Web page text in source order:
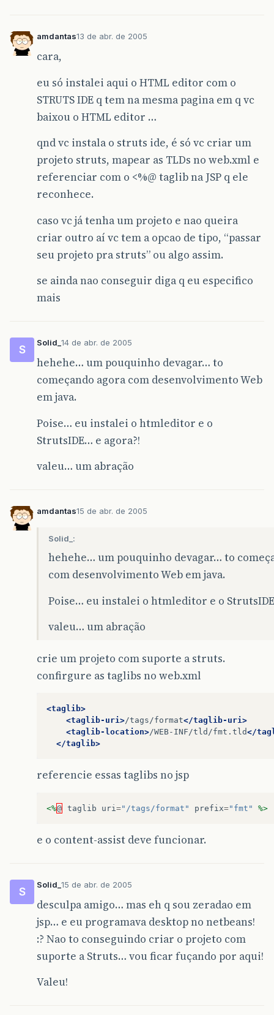
amdantas13 de abr. de 2005
cara,
eu só instalei aqui o HTML editor com o
STRUTS IDE q tem na mesma pagina em q vc
baixou o HTML editor …
qnd vc instala o struts ide, é só vc criar um
projeto struts, mapear as TLDs no web.xml e
referenciar com o <%@ taglib na JSP q ele
reconhece.
caso vc já tenha um projeto e nao queira
criar outro aí vc tem a opcao de tipo, “passar
seu projeto pra struts” ou algo assim.
se ainda nao conseguir diga q eu especifico
mais
S
Solid_ 14 de abr. de 2005
hehehe… um pouquinho devagar… to
começando agora com desenvolvimento Web
em java.
Poise… eu instalei o htmleditor e o
StrutsIDE… e agora?!
valeu… um abração
amdantas15 de abr. de 2005
Solid_:
hehehe… um pouquinho devagar… to
com desenvolvimento Web em java.
Poise… eu instalei o htmleditor e o
valeu… um abração
crie um projeto com suporte a struts.
confirgure as taglibs no web.xml
<taglib>
<taglib-uri>/tags/format</taglib-uri>
<taglib-location>/WEB-INF/tld/fmt.tld</
</taglib>
referencie essas taglibs no jsp
<%@ taglib uri ="/tags/format" prefix="fmt" %>
e o content-assist deve funcionar.
S
Solid_ 15 de abr. de 2005
desculpa amigo… mas eh q sou zeradao em
jsp… e eu programava desktop no netbeans!
:? Nao to conseguindo criar o projeto com
suporte a Struts… vou ficar fuçando por aqui!
Valeu!